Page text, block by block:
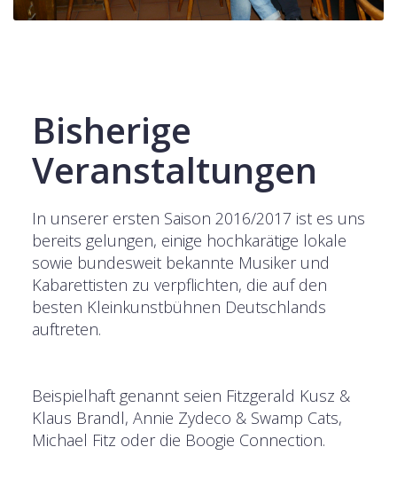
Bisherige
Veranstaltungen
In unserer ersten Saison 2016/2017 ist es uns
bereits gelungen, einige hochkarätige lokale
sowie bundesweit bekannte Musiker und
Kabarettisten zu verpflichten, die auf den
besten Kleinkunstbühnen Deutschlands
auftreten.
Beispielhaft genannt seien Fitzgerald Kusz &
Klaus Brandl, Annie Zydeco & Swamp Cats,
Michael Fitz oder die Boogie Connection.